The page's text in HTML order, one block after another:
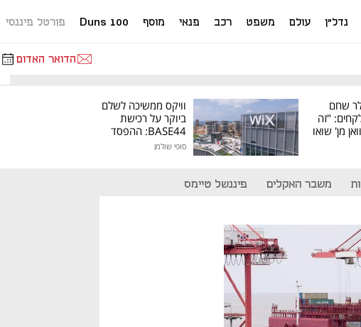
נדל"ן עולם משפט רכב פנאי מוסף Duns 100 פורטל פיננסי
הדואר האדום
שחם
"זה
מן' שואו
וויקס ממשיכה לשלם
ביוקר על רכישת
BASE44: ההפסד
סופי שולמן
משבר האקלים פיננשל טיימס